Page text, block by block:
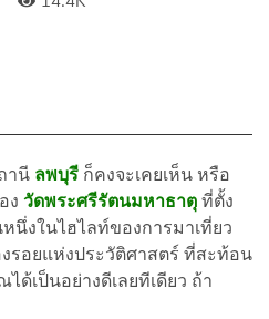
านี ลพบุรี ก็คงจะเคยเห็น หรือ
ง วัดพระศรีรัตนมหาธาตุ ที่ตั้ง
นึ่งในไฮไลท์ของการมาเที่ยว
รอยแห่งประวัติศาสตร์ ที่สะท้อน
ด้เป็นอย่างดีเลยทีเดียว ถ้า